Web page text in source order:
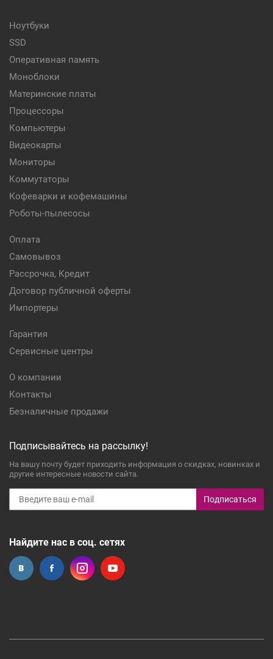
Ноутбуки
SSD
Оперативная память
Моноблоки
Материнские платы
Процессоры
Компьютеры
Видеокарты
Мониторы
Коммутаторы
Кофеварки и кофемашины
Роботы-пылесосы
Оплата
Самовывоз
Рассрочка, Кредит
Договор публичной оферты
Импортеры
Гарантия
Сервисные центры
О компании
Контакты
Безналичные продажи
Подписывайтесь на рассылку!
На вашу почту будет приходить информация о скидках, новинках и
другие интересные новости сайта.
Подписаться
Найдите нас в соц. сетях